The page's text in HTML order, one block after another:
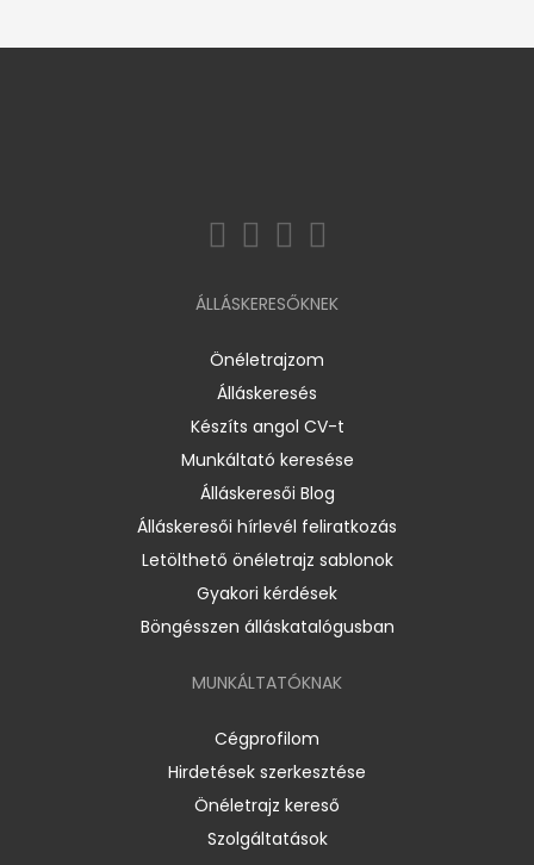
ÁLLÁSKERESŐKNEK
Önéletrajzom
Álláskeresés
Készíts angol CV-t
Munkáltató keresése
Álláskeresői Blog
Álláskeresői hírlevél feliratkozás
Letölthető önéletrajz sablonok
Gyakori kérdések
Böngésszen álláskatalógusban
MUNKÁLTATÓKNAK
Cégprofilom
Hirdetések szerkesztése
Önéletrajz kereső
Szolgáltatások